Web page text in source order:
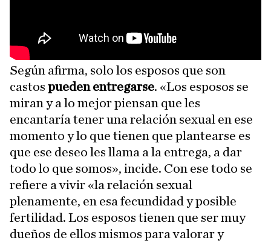
Según afirma, solo los esposos que son
castos pueden entregarse. «Los esposos se
miran y a lo mejor piensan que les
encantaría tener una relación sexual en ese
momento y lo que tienen que plantearse es
que ese deseo les llama a la entrega, a dar
todo lo que somos», incide. Con ese todo se
refiere a vivir «la relación sexual
plenamente, en esa fecundidad y posible
fertilidad. Los esposos tienen que ser muy
dueños de ellos mismos para valorar y